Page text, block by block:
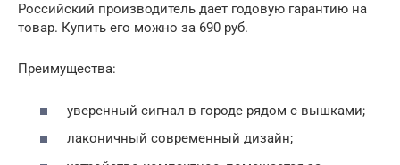
Российский производитель дает годовую гарантию на
товар. Купить его можно за 690 руб.
Преимущества:
уверенный сигнал в городе рядом с вышками;
лаконичный современный дизайн;